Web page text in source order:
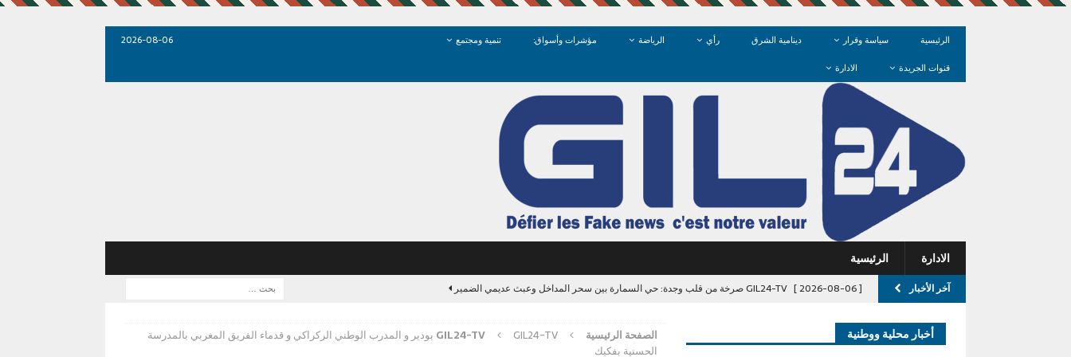
الرئيسية سياسة وقرار دينامية الشرق رأي الرياضة مؤشرات وأسواق:
تنمية ومجتمع
قنوات الجريدة
الادارة
2026-08-06
الادارة الرئيسية
آخر الأخبار [ 2026-08-06 ]
GIL24-TV صرخة من قلب وجدة: حي السمارة بين سحر المداخل وعبث عديمي الضمير
[ 2026-08-06 ]
ميزانية المغرب 2027: حين تتحدث “الدولة” بصوت الحكومة
آخر الأخبار/عاجل
الصفحة الرئيسية GIL24-TV GIL24-TV بودير و المدرب الوطني الركراكي و قدماء الفريق المغربي بالمدرسة
الحسنية بفكيك
أخبار محلية ووطنية